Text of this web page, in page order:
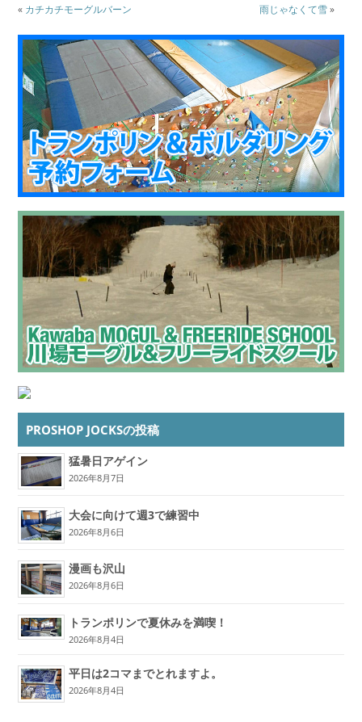
« カチカチモーグルバーン 雨じゃなくて雪»
PROSHOP JOCKSの投稿
猛暑日アゲイン
2026年8月7日
大会に向けて週3で練習中
2026年8月6日
漫画も沢山
2026年8月6日
トランポリンで夏休みを満喫！
2026年8月4日
平日は2コマまでとれますよ。
2026年8月4日